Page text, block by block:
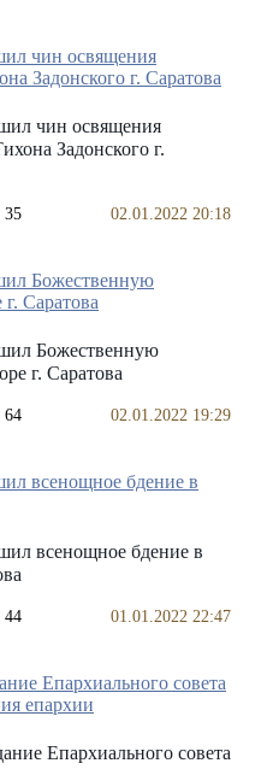
чин освящения
Задонского г.
35 02.01.2022 20:18
Божественную
г. Саратова
64 02.01.2022 19:29
всенощное бдение в
44 01.01.2022 22:47
Епархиального совета